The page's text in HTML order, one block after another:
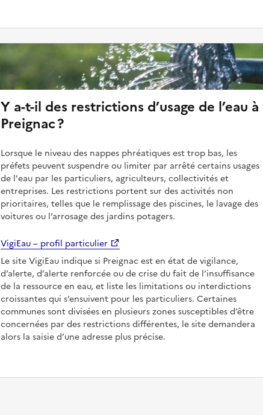
Y a-t-il des restrictions d’usage de l’eau à
Preignac ?
Lorsque le niveau des nappes phréatiques est trop bas, les
préfets peuvent suspendre ou limiter par arrêté certains usages
de l'eau par les particuliers, agriculteurs, collectivités et
entreprises. Les restrictions portent sur des activités non
prioritaires, telles que le remplissage des piscines, le lavage des
voitures ou l’arrosage des jardins potagers.
VigiEau – profil particulier
Le site VigiEau indique si Preignac est en état de vigilance,
d’alerte, d’alerte renforcée ou de crise du fait de l’insuffisance
de la ressource en eau, et liste les limitations ou interdictions
croissantes qui s’ensuivent pour les particuliers. Certaines
communes sont divisées en plusieurs zones susceptibles d’être
concernées par des restrictions différentes, le site demandera
alors la saisie d’une adresse plus précise.